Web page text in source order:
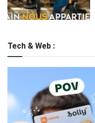
Tech & Web :